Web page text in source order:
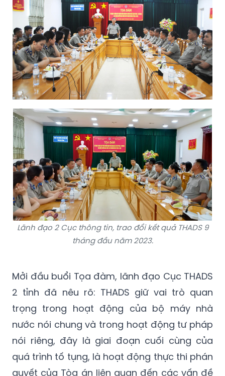
Lãnh đạo 2 Cục thông tin, trao đổi kết quả THADS 9
tháng đầu năm 2023.
Mởi đầu buổi Tọa đàm, lãnh đạo Cục THADS
2 tỉnh đã nêu rõ: THADS giữ vai trò quan
trọng trong hoạt động của bộ máy nhà
nước nói chung và trong hoạt động tư pháp
nói riêng, đây là giai đoạn cuối cùng của
quá trình tố tụng, là hoạt động thực thi phán
quyết của Tòa án liên quan đến các vấn đề